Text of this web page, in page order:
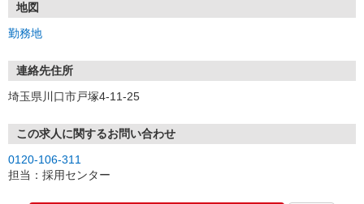
※実技試験はドライバーの職種のみとなります。
地図
勤務地
連絡先住所
埼玉県川口市戸塚4-11-25
この求人に関するお問い合わせ
0120-106-311
担当：採用センター